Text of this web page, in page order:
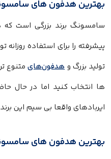
بهترین هدفون های سامسونگ
سامسونگ برند بزرگی است
پیشرفته را برای استفاده
تولید بزرگ وهدفون‌هایمتنوع
ها انتخاب کنید اما در حال
ایربادهای واقعا بی سیم این
بهترین هدفون های